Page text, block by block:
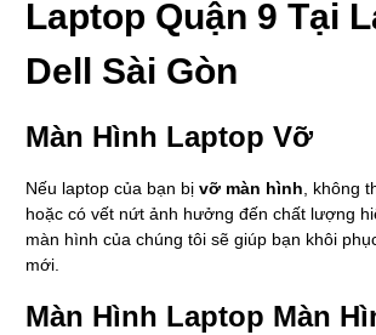
Laptop Quận 9 Tại
Dell Sài Gòn
Màn Hình Laptop Vỡ
Nếu laptop của bạn bị vỡ màn hình, không
hoặc có vết nứt ảnh hưởng đến chất lượng
màn hình của chúng tôi sẽ giúp bạn khôi
mới.
Màn Hình Laptop Màn